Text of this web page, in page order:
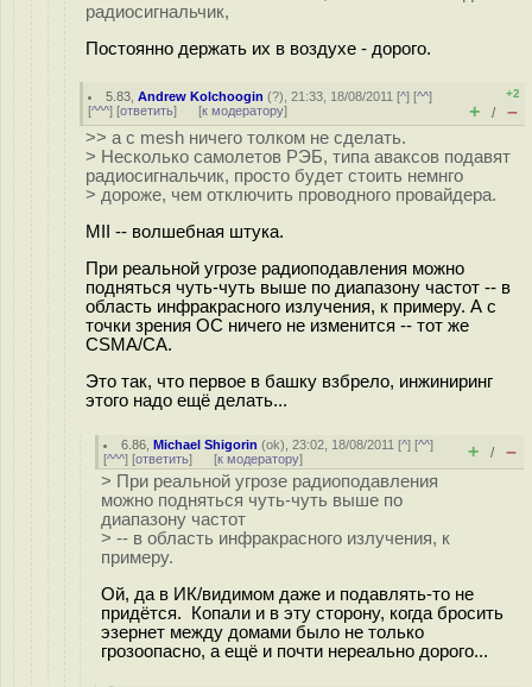
радиосигнальчик,
Постоянно держать их в воздухе - дорого.
5.83 ,Andrew Kolchoogin (?), 21:33, 18/08/2011 [^] [^^]
[^^^] [ответить] [к модератору]
+2
+ / –
>> а с mesh ничего толком не сделать.
> Несколько самолетов РЭБ, типа аваксов подавят
радиосигнальчик, просто будет стоить немнго
> дороже, чем отключить проводного провайдера.
MII -- волшебная штука.
При реальной угрозе радиоподавления можно
подняться чуть-чуть выше по диапазону частот -- в
область инфракрасного излучения, к примеру. А с
точки зрения ОС ничего не изменится -- тот же
CSMA/CA.
Это так, что первое в башку взбрело, инжиниринг
этого надо ещё делать...
6.86 ,Michael Shigorin (ok), 23:02, 18/08/2011 [^] [^^]
[^^^] [ответить] [к модератору] + / –
> При реальной угрозе радиоподавления
можно подняться чуть-чуть выше по
диапазону частот
> -- в область инфракрасного излучения, к
примеру.
Ой, да в ИК/видимом даже и подавлять-то не
придётся. Копали и в эту сторону, когда бросить
эзернет между домами было не только
грозоопасно, а ещё и почти нереально дорого...